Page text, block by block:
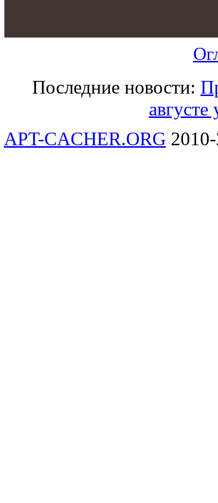
Последние новости:
APT-CACHER.ORG